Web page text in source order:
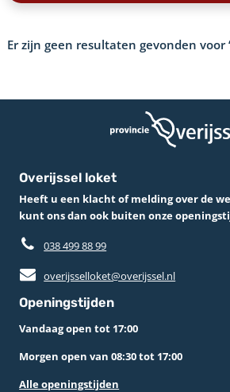
Er zijn geen resultaten gevonden voor
Overijssel loket
Heeft u een klacht of melding over de
kunt ons dan ook buiten onze
038 499 88 99
overijsselloket@overijssel.nl
Openingstijden
Vandaag open tot 17:00
Morgen open van 08:30 tot 17:00
Alle openingstijden